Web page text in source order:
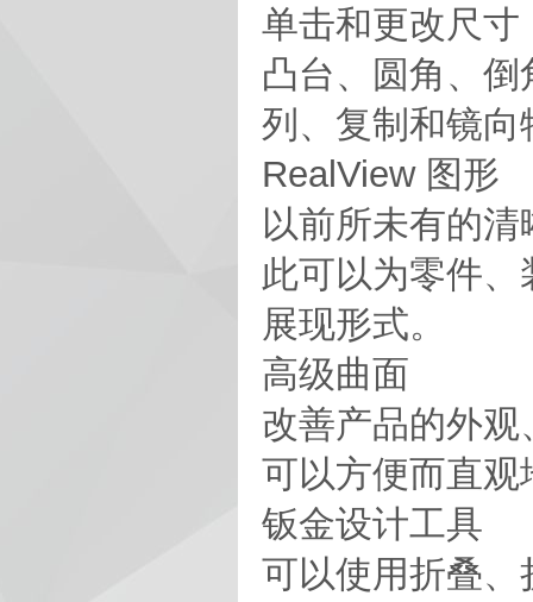
单击和更改尺
凸台、圆角、
列、复制和镜
RealView 图形
以前所未有的
此可以为零件
展现形式。
高级曲面
改善产品的外
可以方便而直
钣金设计工具
可以使用折叠